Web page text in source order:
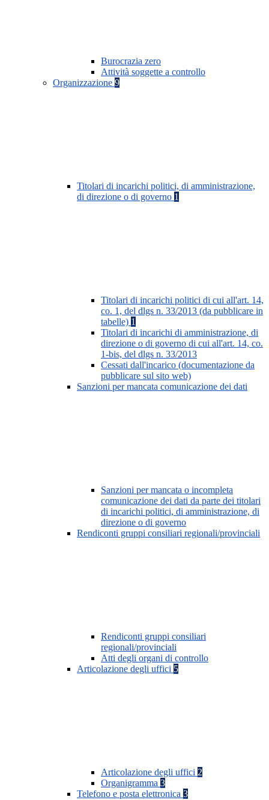
Burocrazia zero
Attività soggette a controllo
Organizzazione 9
Titolari di incarichi politici, di amministrazione,
di direzione o di governo 1
Titolari di incarichi politici di cui all'art. 14,
co. 1, del dlgs n. 33/2013 (da pubblicare in
tabelle) 1
Titolari di incarichi di amministrazione, di
direzione o di governo di cui all'art. 14, co.
1-bis, del dlgs n. 33/2013
Cessati dall'incarico (documentazione da
pubblicare sul sito web)
Sanzioni per mancata comunicazione dei dati
Sanzioni per mancata o incompleta
comunicazione dei dati da parte dei titolari
di incarichi politici, di amministrazione, di
direzione o di governo
Rendiconti gruppi consiliari regionali/provinciali
Rendiconti gruppi consiliari
regionali/provinciali
Atti degli organi di controllo
Articolazione degli uffici 5
Articolazione degli uffici 2
Organigramma 3
Telefono e posta elettronica 3